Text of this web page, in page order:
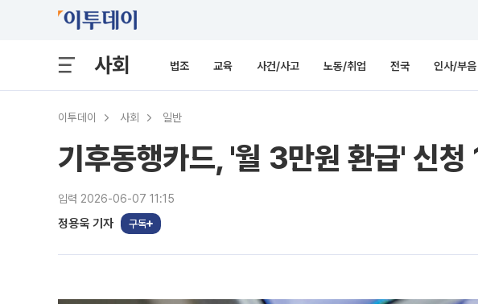
사회 법조 교육 사건/사고 노동/취업 전국 인사/부음
이투데이 사회 일반
기후동행카드, '월 3만원 환급' 신
입력 2026-06-07 11:15
정용욱 기자 구독